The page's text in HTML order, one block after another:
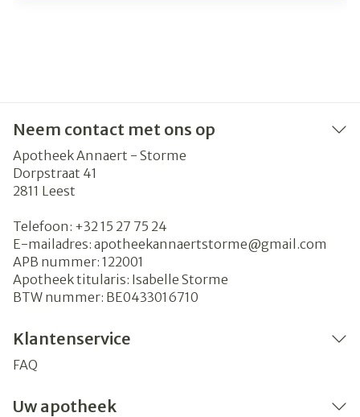
Neem contact met ons op
Apotheek Annaert - Storme
Dorpstraat 41
2811 Leest
Telefoon: +32 15 27 75 24
E-mailadres: apotheekannaertstorme@gmail.com
APB nummer: 122001
Apotheek titularis: Isabelle Storme
BTW nummer: BE0433016710
Klantenservice
FAQ
Uw apotheek